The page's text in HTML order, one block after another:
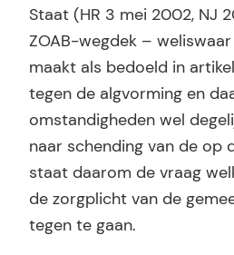
Staat (HR 3 mei 2002, NJ
ZOAB-wegdek –
maakt als bedoeld in
tegen de algvorming en
omstandigheden wel
naar schending van de op
staat daarom de vraag
de zorgplicht van de
tegen te gaan.